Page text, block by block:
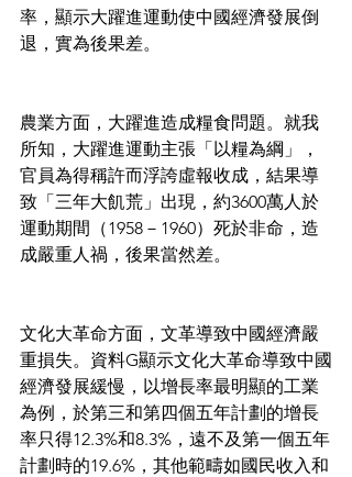
率，顯示大躍進運動使中國經濟發展倒
退，實為後果差。
農業方面，大躍進造成糧食問題。就我
所知，大躍進運動主張「以糧為綱」，
官員為得稱許而浮誇虛報收成，結果導
致「三年大飢荒」出現，約3600萬人於
運動期間（1958－1960）死於非命，造
成嚴重人禍，後果當然差。
文化大革命方面，文革導致中國經濟嚴
重損失。資料G顯示文化大革命導致中國
經濟發展緩慢，以增長率最明顯的工業
為例，於第三和第四個五年計劃的增長
率只得12.3%和8.3%，遠不及第一個五年
計劃時的19.6%，其他範疇如國民收入和